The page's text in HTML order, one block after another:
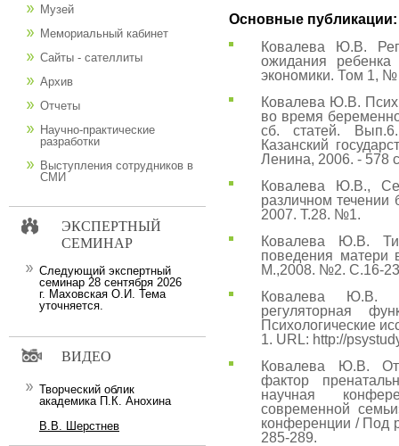
Основные публикации:
Ковалева Ю.В.
ожидания
экономики. Том 1, №
Ковалева Ю.В.
во время
сб. статей.
Казанский
Ленина, 2006. - 578
Ковалева Ю.В.,
различном течении
2007. Т.28. №1.
Ковалева Ю.В.
поведения матери
М.,2008. №2. С.16-
Ковалева Ю.В.
регуляторная
Психологические
1. URL: http://
Ковалева Ю.В.
фактор
научная
современной
конференции / Под
285-289.
Музей
Мемориальный кабинет
Сайты - сателлиты
Архив
Отчеты
Научно-практические
разработки
Выступления сотрудников в
СМИ
ЭКСПЕРТНЫЙ
СЕМИНАР
Следующий экспертный
семинар 28 сентября 2026
г. Маховская О.И. Тема
уточняется.
ВИДЕО
Творческий облик
академика П.К. Анохина
В.В. Шерстнев